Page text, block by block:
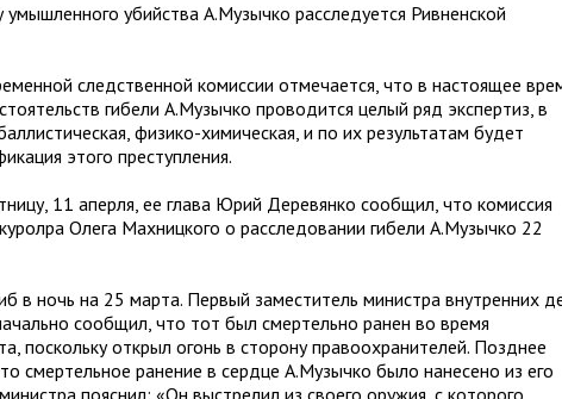
убийства А.Музычко расследуется Ривненской
следственной комиссии отмечается, что в настоящее
гибели А.Музычко проводится целый ряд экспертиз, в
физико-химическая, и по их результатам будет
этого преступления.
11 аперля, ее глава Юрий Деревянко сообщил, что комиссия
Олега Махницкого о расследовании гибели А.Музычко 22
в ночь на 25 марта. Первый заместитель министра внутренних
сообщил, что тот был смертельно ранен во время
поскольку открыл огонь в сторону правоохранителей. Позднее
смертельное ранение в сердце А.Музычко было нанесено из его
пояснил: «Он выстрелил из своего оружия, с которого